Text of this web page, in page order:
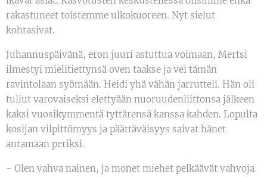
rakastuneet toistemme ulkokuoreen. Nyt sielut
kohtasivat.
Juhannuspäivänä, eron juuri astuttua voimaan, Mertsi
ilmestyi mielitiettynsä oven taakse ja vei tämän
ravintolaan syömään. Heidi yhä vähän jarrutteli. Hän oli
tullut varovaiseksi elettyään nuoruudenliittonsa jälkeen
kaksi vuosikymmentä tyttärensä kanssa kahden. Lopulta
kosijan vilpittömyys ja päättäväisyys saivat hänet
antamaan periksi.
- Olen vahva nainen, ja monet miehet pelkäävät vahvoja